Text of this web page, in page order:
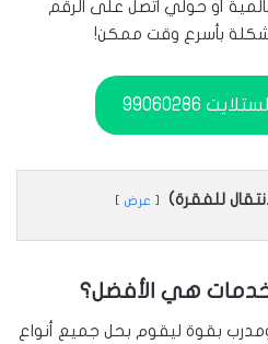
أو حولي اتصل على الرقم
بأسرع وقت ممكن!
99060286
للفقرة) عرض
هي الأفضل؟
بقوة ليقوم بحل جميع أنواع